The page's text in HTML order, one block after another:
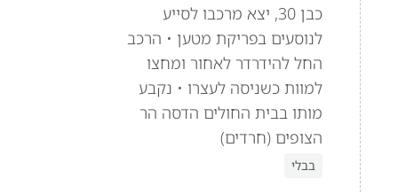
כבן 30, יצא מרכבו לסייע
לנוסעים בפריקת מטען • הרכב
החל להידרדר לאחור ומחצו
למוות כשניסה לעצרו • נקבע
מותו בבית החולים הדסה הר
הצופים (חרדים)
בבלי